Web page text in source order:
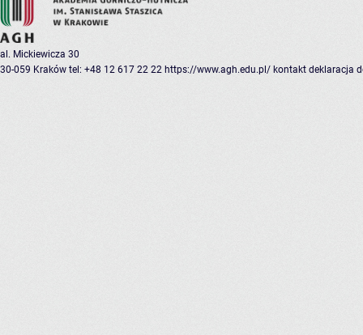
al. Mickiewicza 30
30-059 Kraków tel: +48 12 617 22 22 https://www.agh.edu.pl/ kontakt deklaracja